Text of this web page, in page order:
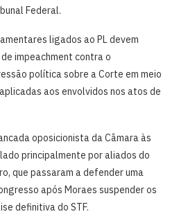
Federal.
ligados ao PL devem
impeachment contra o
política sobre a Corte em meio
aos envolvidos nos atos de
oposicionista da Câmara às
principalmente por aliados do
que passaram a defender uma
após Moraes suspender os
definitiva do STF.